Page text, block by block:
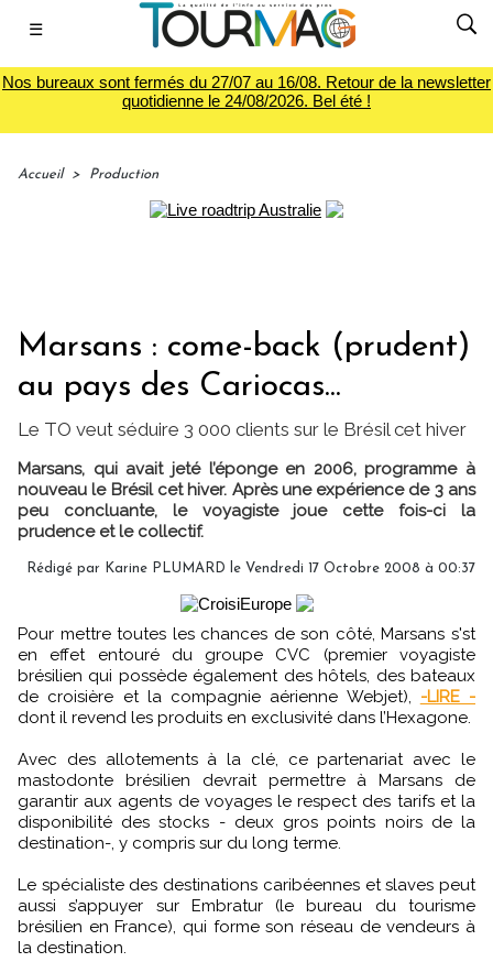
☰
Nos bureaux sont fermés du 27/07 au 16/08. Retour de la newsletter
quotidienne le 24/08/2026. Bel été !
Accueil > Production
Marsans : come-back (prudent)
au pays des Cariocas...
Le TO veut séduire 3 000 clients sur le Brésil cet hiver
Marsans, qui avait jeté l’éponge en 2006, programme à
nouveau le Brésil cet hiver. Après une expérience de 3 ans
peu concluante, le voyagiste joue cette fois-ci la
prudence et le collectif.
Rédigé par Karine PLUMARD le Vendredi 17 Octobre 2008 à 00:37
Pour mettre toutes les chances de son côté, Marsans s'st
en effet entouré du groupe CVC (premier voyagiste
brésilien qui possède également des hôtels, des bateaux
de croisière et la compagnie aérienne Webjet), -LIRE -
dont il revend les produits en exclusivité dans l’Hexagone.
Avec des allotements à la clé, ce partenariat avec le
mastodonte brésilien devrait permettre à Marsans de
garantir aux agents de voyages le respect des tarifs et la
disponibilité des stocks - deux gros points noirs de la
destination-, y compris sur du long terme.
Le spécialiste des destinations caribéennes et slaves peut
aussi s’appuyer sur Embratur (le bureau du tourisme
brésilien en France), qui forme son réseau de vendeurs à
la destination.